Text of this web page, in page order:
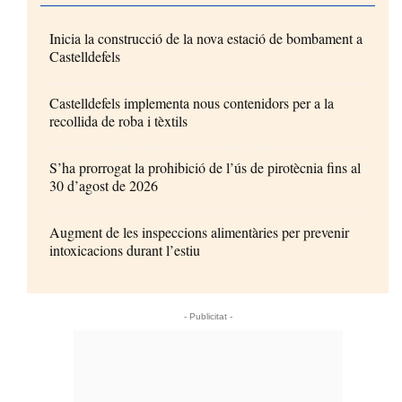
Inicia la construcció de la nova estació de bombament a
Castelldefels
Castelldefels implementa nous contenidors per a la
recollida de roba i tèxtils
S’ha prorrogat la prohibició de l’ús de pirotècnia fins al
30 d’agost de 2026
Augment de les inspeccions alimentàries per prevenir
intoxicacions durant l’estiu
- Publicitat -